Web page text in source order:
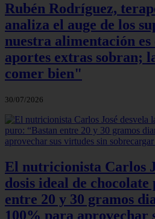
Rubén Rodríguez,
analiza el auge de los
nuestra alimentación es
aportes extras sobran;
comer bien"
30/07/2026
El nutricionista Carlos
dosis ideal de
entre 20 y 30 gramos
100% para aprovechar